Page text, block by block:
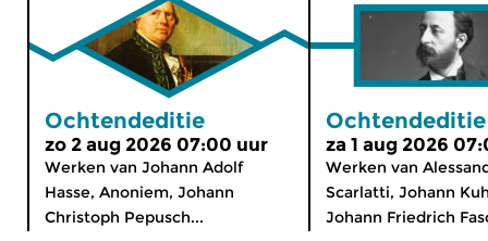
Ochtendeditie
zo 2 aug 2026 07:00 uur
Werken van Johann Adolf
Hasse, Anoniem, Johann
Christoph Pepusch...
Ochtendeditie
za 1 aug 2026
Werken van
Scarlatti, Johann
Johann Friedrich